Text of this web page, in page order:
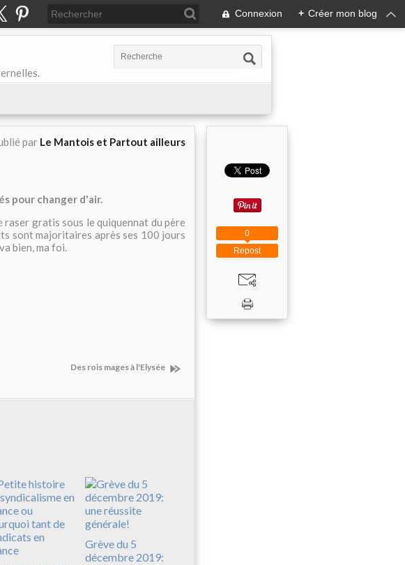
Connexion + Créer mon blog
par Le Mantois et Partout ailleurs
pour changer d'air.
raser gratis sous le quiquennat du père
sont majoritaires après ses 100 jours
bien, ma foi.
Des rois mages à l'Elysée
Grève du 5
décembre 2019:
Repost
0